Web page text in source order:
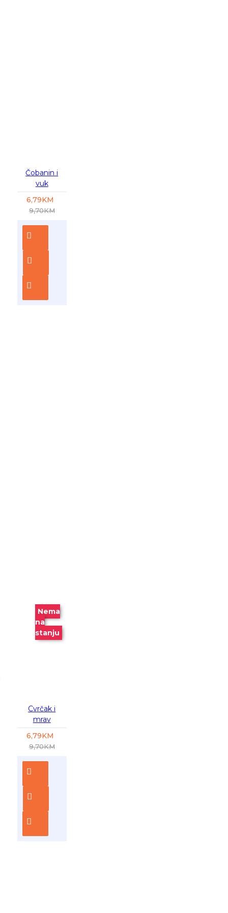
Čobanin i
vuk
6,79KM
9,70KM
Nema
na
stanju
Cvrčak i
mrav
6,79KM
9,70KM